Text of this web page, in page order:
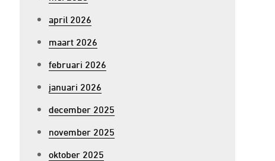
april 2026
maart 2026
februari 2026
januari 2026
december 2025
november 2025
oktober 2025